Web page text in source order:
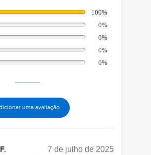
100%
0%
0%
0%
0%
uma avaliação
7 de julho de 2025